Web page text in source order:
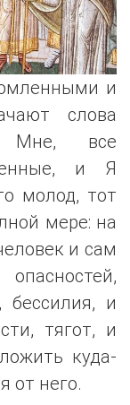
и
слова
Мне, все
и Я
молод, тот
мере: на
и сам
бессилия, и
тягот, и
куда-
от него.